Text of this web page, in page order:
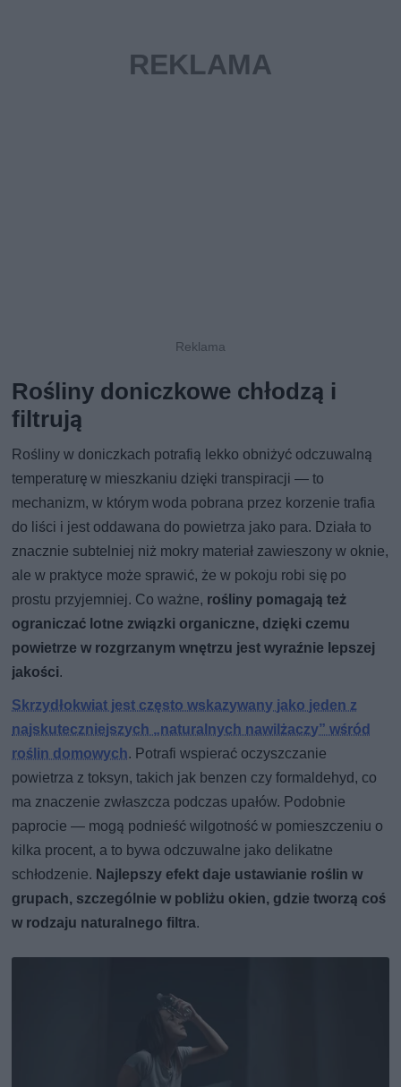
Rośliny doniczkowe chłodzą i
filtrują
Rośliny w doniczkach potrafią lekko obniżyć odczuwalną
temperaturę w mieszkaniu dzięki transpiracji — to
mechanizm, w którym woda pobrana przez korzenie trafia
do liści i jest oddawana do powietrza jako para. Działa to
znacznie subtelniej niż mokry materiał zawieszony w oknie,
ale w praktyce może sprawić, że w pokoju robi się po
prostu przyjemniej. Co ważne, rośliny pomagają też
ograniczać lotne związki organiczne, dzięki czemu
powietrze w rozgrzanym wnętrzu jest wyraźnie lepszej
jakości.
Skrzydłokwiat jest często wskazywany jako jeden z
najskuteczniejszych „naturalnych nawilżaczy” wśród
roślin domowych. Potrafi wspierać oczyszczanie
powietrza z toksyn, takich jak benzen czy formaldehyd, co
ma znaczenie zwłaszcza podczas upałów. Podobnie
paprocie — mogą podnieść wilgotność w pomieszczeniu o
kilka procent, a to bywa odczuwalne jako delikatne
schłodzenie. Najlepszy efekt daje ustawianie roślin w
grupach, szczególnie w pobliżu okien, gdzie tworzą coś
w rodzaju naturalnego filtra.